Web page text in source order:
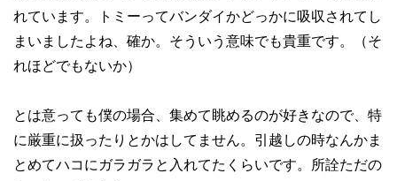
れています。トミーってバンダイかどっかに吸収されてし
まいましたよね、確か。そういう意味でも貴重です。（そ
れほどでもないか）
とは意っても僕の場合、集めて眺めるのが好きなので、特
に厳重に扱ったりとかはしてません。引越しの時なんかま
とめてハコにガラガラと入れてたくらいです。所詮ただの